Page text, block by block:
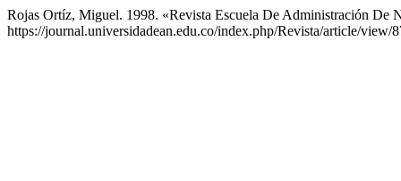
Rojas Ortíz, Miguel. 1998. «Revista Escuela De Administración De
https://journal.universidadean.edu.co/index.php/Revista/article/view/